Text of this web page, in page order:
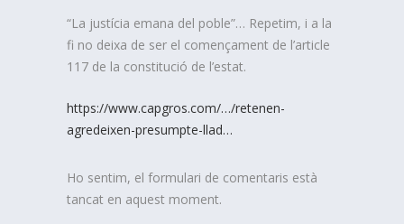
“La justícia emana del poble”… Repetim, i a la
fi no deixa de ser el començament de l’article
117 de la constitució de l’estat.
https://www.capgros.com/…/retenen-
agredeixen-presumpte-llad…
Ho sentim, el formulari de comentaris està
tancat en aquest moment.